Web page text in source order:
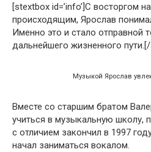
[stextbox id=’info’]С восторгом
происходящим, Ярослав
Именно это и стало отправной
дальнейшего жизненного
Музыкой Ярослав
Вместе со старшим братом
учиться в музыкальную школу,
с отличием закончил в 1997
начал заниматься вокалом.